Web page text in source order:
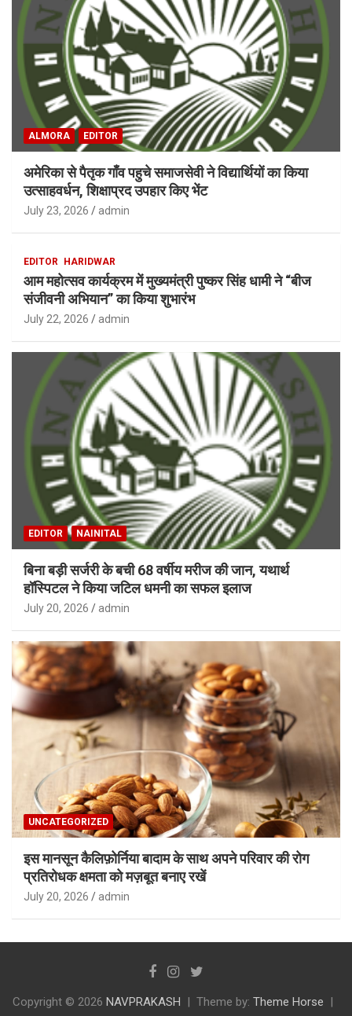
ALMORA EDITOR
अमेरिका से पैतृक गाँव पहुचे समाजसेवी ने विद्यार्थियों का किया
उत्साहवर्धन, शिक्षाप्रद उपहार किए भेंट
July 23, 2026 admin
EDITOR HARIDWAR
आम महोत्सव कार्यक्रम में मुख्यमंत्री पुष्कर सिंह धामी ने “बीज
संजीवनी अभियान” का किया शुभारंभ
July 22, 2026 admin
EDITOR NAINITAL
बिना बड़ी सर्जरी के बची 68 वर्षीय मरीज की जान, यथार्थ
हॉस्पिटल ने किया जटिल धमनी का सफल इलाज
July 20, 2026 admin
UNCATEGORIZED
इस मानसून कैलिफ़ोर्निया बादाम के साथ अपने परिवार की रोग
प्रतिरोधक क्षमता को मज़बूत बनाए रखें
July 20, 2026 admin
Copyright © 2026 NAVPRAKASH Theme by: Theme Horse